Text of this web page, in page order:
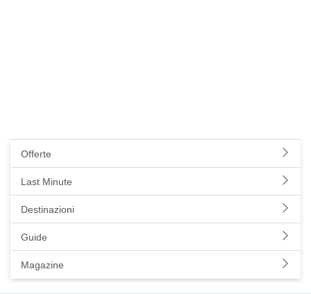
Offerte
Last Minute
Destinazioni
Guide
Magazine